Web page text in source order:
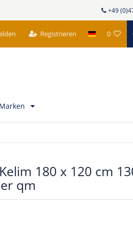
+49
Registrieren 0
180 x 120 cm
qm